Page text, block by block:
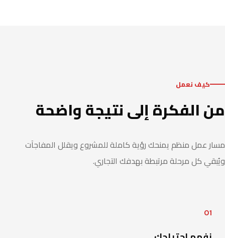
كيف نعمل
من الفكرة إلى نتيجة واضحة
مسار عمل منظم يمنحك رؤية كاملة للمشروع ويقلل المفاجآت
ويُبقي كل مرحلة مرتبطة بهدفك التجاري.
01